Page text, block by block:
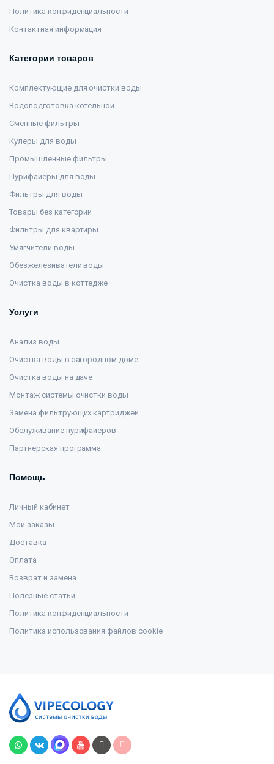
Политика конфиденциальности
Контактная информация
Категории товаров
Комплектующие для очистки воды
Водоподготовка котельной
Сменные фильтры
Кулеры для воды
Промышленные фильтры
Пурифайеры для воды
Фильтры для воды
Товары без категории
Фильтры для квартиры
Умягчители воды
Обезжелезиватели воды
Очистка воды в коттедже
Услуги
Анализ воды
Очистка воды в загородном доме
Очистка воды на даче
Монтаж системы очистки воды
Замена фильтрующих картриджей
Обслуживание пурифайеров
Партнерская программа
Помощь
Личный кабинет
Мои заказы
Доставка
Оплата
Возврат и замена
Полезные статьи
Политика конфиденциальности
Политика использования файлов cookie